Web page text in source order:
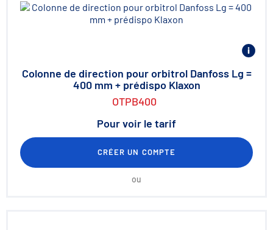
Colonne de direction pour orbitrol Danfoss Lg =
400 mm + prédispo Klaxon
OTPB400
Pour voir le tarif
CRÉER UN COMPTE
ou